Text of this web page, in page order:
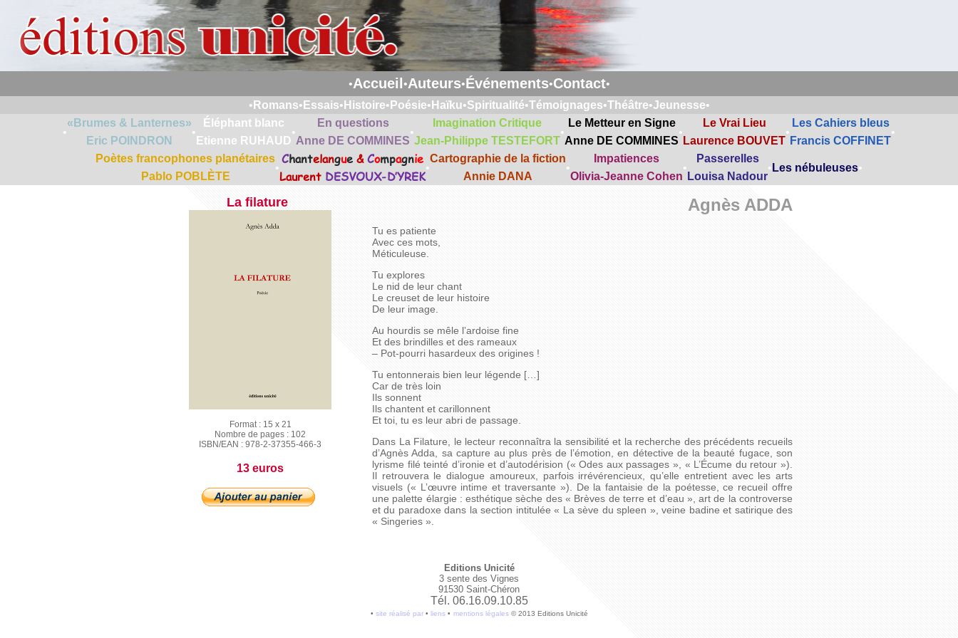
•Accueil •Auteurs•Événements•Contact•
• Romans• Essais• Histoire• Poésie• Haïku•Spiritualité•Témoignages•Théâtre•Jeunesse•
•
«Brumes & Lanternes»
Eric POINDRON
•
Éléphant blanc
Etienne RUHAUD
•
En questions
Anne DE COMMINES
•
Imagination Critique
Jean-Philippe TESTEFORT
•
Le Metteur en Signe
Anne DE COMMINES
•
Le Vrai Lieu
Laurence BOUVET
•
Les Cahiers bleus
Francis COFFINET
•
Poètes francophones planétaires
Pablo POBLÈTE
•
Chantelangue & Compagnie
Laurent DESVOUX-D’YREK
•
Cartographie de la fiction
Annie DANA
•
Impatiences
Olivia-Jeanne Cohen
•
Passerelles
Louisa Nadour
• Les nébuleuses•
La filature
Format : 15 x 21
Nombre de pages : 102
ISBN/EAN : 978-2-37355-466-3
13 euros
Agnès ADDA
Tu es patiente
Avec ces mots,
Méticuleuse.
Tu explores
Le nid de leur chant
Le creuset de leur histoire
De leur image.
Au hourdis se mêle l’ardoise fine
Et des brindilles et des rameaux
– Pot-pourri hasardeux des origines !
Tu entonnerais bien leur légende […]
Car de très loin
Ils sonnent
Ils chantent et carillonnent
Et toi, tu es leur abri de passage.
Dans La Filature, le lecteur reconnaîtra la sensibilité et la recherche des précédents recueils
d’Agnès Adda, sa capture au plus près de l’émotion, en détective de la beauté fugace, son
lyrisme filé teinté d’ironie et d’autodérision (« Odes aux passages », « L’Écume du retour »).
Il retrouvera le dialogue amoureux, parfois irrévérencieux, qu’elle entretient avec les arts
visuels (« L’œuvre intime et traversante »). De la fantaisie de la poétesse, ce recueil offre
une palette élargie : esthétique sèche des « Brèves de terre et d’eau », art de la controverse
et du paradoxe dans la section intitulée « La sève du spleen », veine badine et satirique des
« Singeries ».
Editions Unicité
3 sente des Vignes
91530 Saint-Chéron
Tél. 06.16.09.10.85
• site réalisé par• liens • mentions légales© 2013 Editions Unicité